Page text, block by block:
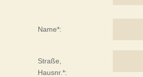
Name*:
Straße,
Hausnr.*: